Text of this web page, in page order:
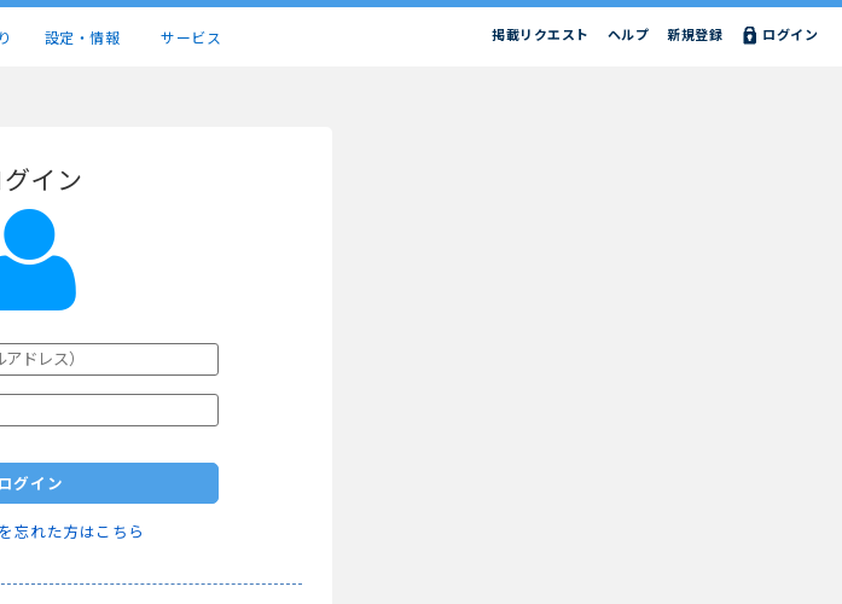
設定・情報 サービス ログイン
新規登録
ヘルプ
掲載リクエスト
グイン
ログイン
忘れた方はこちら